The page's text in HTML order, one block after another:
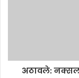
अठावले: